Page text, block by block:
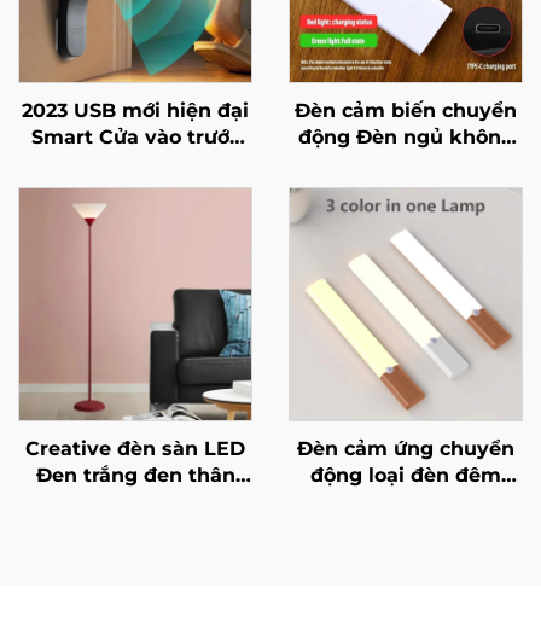
2023 USB mới hiện đại
Smart Cửa vào trước
em Ánh sáng trong
Đèn cảm biến chuyển
động Đèn ngủ không
bếp, phòng ngủ, tranh
tường, phòng khách
cảm biến chiếu sáng
trong nhà đèn tường
Creative đèn sàn LED
Đen trắng đen thân
Đèn cảm ứng chuyển
động loại đèn đêm